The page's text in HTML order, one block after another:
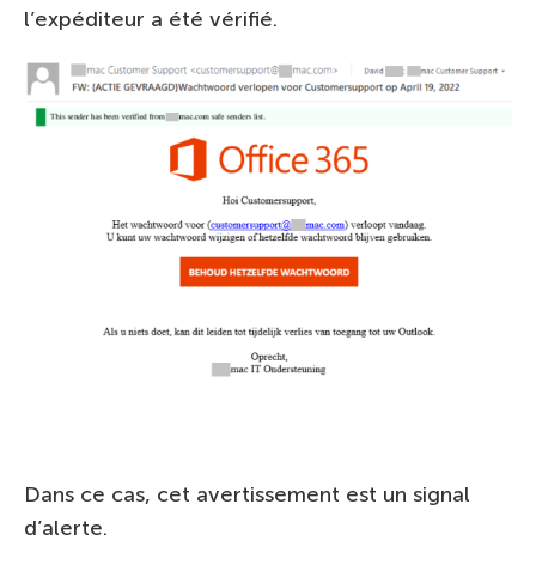
l’expéditeur a été vérifié.
Dans ce cas, cet avertissement est un signal
d’alerte.